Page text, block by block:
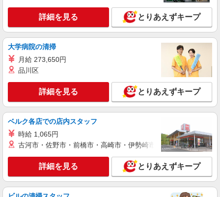
伊那市＊年齢不問◎未経験から安定した業界へ
＊サ高住
時給1500円〜2125円 ＜日払い有/週払い有/交
通費全支給(ガソリン代含む)＞
詳細を見る
株式会社kotrio /●MT-H-2067101
伊那市≫家庭的でこぢんまりしたグルホ＊家事
サポートなど
時給1500円〜2125円 ＜日払い有/週払い有/交
通費全支給(ガソリン代含む)＞
伊那市内
キープ 詳細を見る
詳細を見る とりあえずキープ
大学病院の清掃
月給 273,650円
品川区
詳細を見る とりあえずキープ
ベルク各店での店内スタッフ
時給 1,065円
古河市・佐野市・前橋市・高崎市・伊勢崎市・太田市・館林市
詳細を見る とりあえずキープ